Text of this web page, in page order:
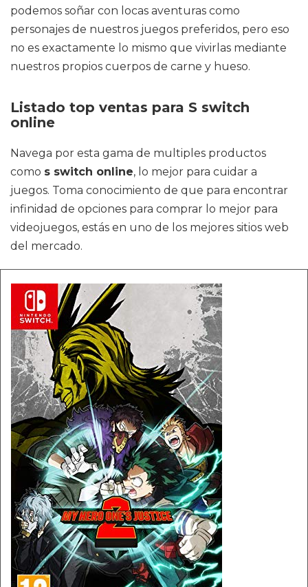
podemos soñar con locas aventuras como
personajes de nuestros juegos preferidos, pero eso
no es exactamente lo mismo que vivirlas mediante
nuestros propios cuerpos de carne y hueso.
Listado top ventas para S switch
online
Navega por esta gama de multiples productos
como s switch online, lo mejor para cuidar a
juegos. Toma conocimiento de que para encontrar
infinidad de opciones para comprar lo mejor para
videojuegos, estás en uno de los mejores sitios web
del mercado.